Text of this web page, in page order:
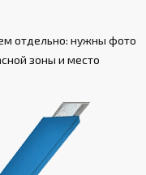
отдельно: нужны фото
зоны и место